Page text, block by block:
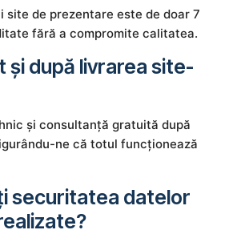
site de prezentare este de doar 7
fără a compromite calitatea.
și după livrarea site-
și consultanță gratuită după
ne că totul funcționează
securitatea datelor